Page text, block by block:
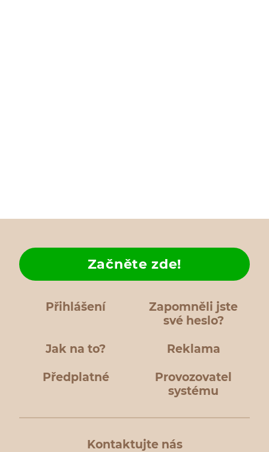
Přihlášení
Zapomněli jste
své heslo?
Jak na to?
Začněte zde!
Reklama
Předplatné
Provozovatel
systému
Kontaktujte nás